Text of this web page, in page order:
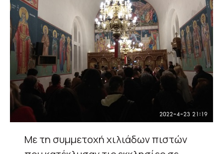
Με τη συμμετοχή χιλιάδων πιστών